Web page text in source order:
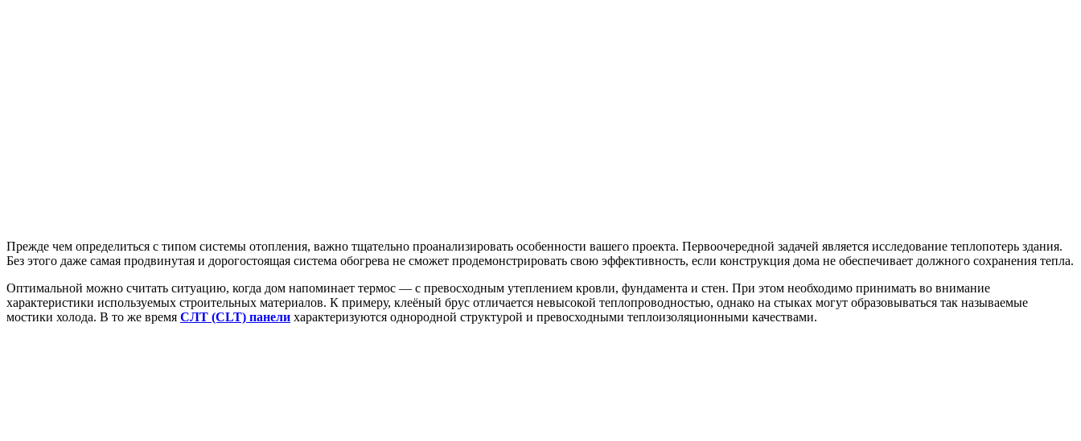
Прежде чем определиться с типом системы отопления, важно тщательно проанализировать особенности вашего проекта. Первоочередной задачей является исследование теплопотерь здания.
Без этого даже самая продвинутая и дорогостоящая система обогрева не сможет продемонстрировать свою эффективность, если конструкция дома не обеспечивает должного сохранения тепла.
Оптимальной можно считать ситуацию, когда дом напоминает термос — с превосходным утеплением кровли, фундамента и стен. При этом необходимо принимать во внимание
характеристики используемых строительных материалов. К примеру, клеёный брус отличается невысокой теплопроводностью, однако на стыках могут образовываться так называемые
мостики холода. В то же время СЛТ (CLT) панели характеризуются однородной структурой и превосходными теплоизоляционными качествами.